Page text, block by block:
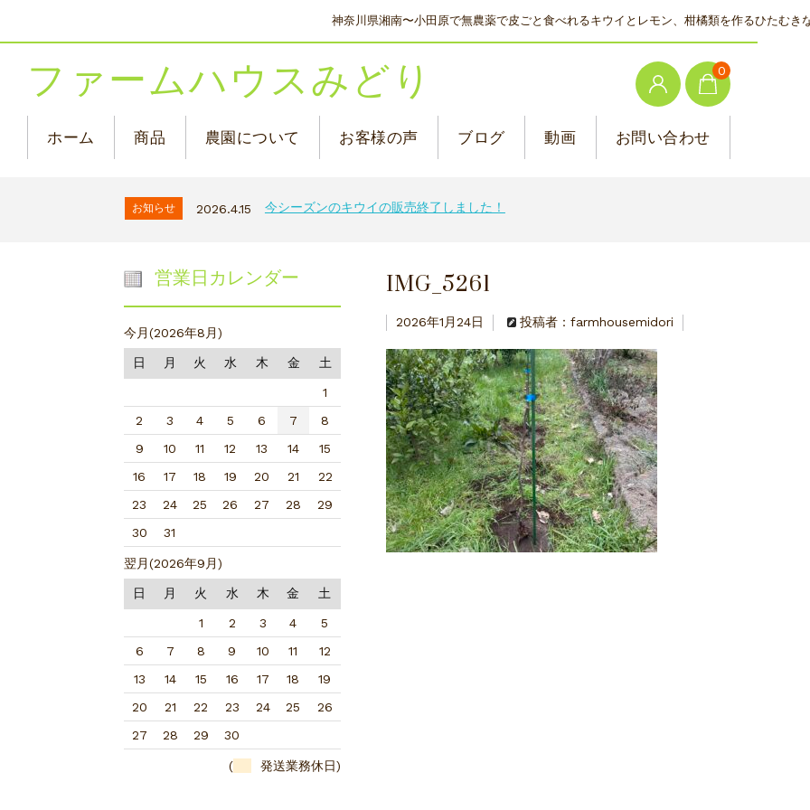
神奈川県湘南〜小田原で無農薬で皮ごと食べれるキウイとレモン、柑橘類を作るひたむき
ファームハウスみどり 0
ホーム 商品 農園について お客様の声 ブログ 動画 お問い合わせ
お知らせ 2026.4.15 今シーズンのキウイの販売終了しました！
IMG_5261
2026年1月24日 投稿者：farmhousemidori
営業日カレンダー
今月(2026年8月)
日 月 火 水 木 金 土
1
2
3 4 5 6 7
8
9
10 11 12 13 14
15
16
17 18 19 20 21
22
23
24 25 26 27 28
29
30
31
翌月(2026年9月)
日 月 火 水 木 金 土
1 2 3 4
5
6
7 8 9 10 11
12
13
14 15 16 17 18
19
20
21 22 23 24 25
26
27
28 29 30
( 発送業務休日)